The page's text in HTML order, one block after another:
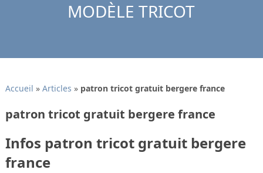
MODÈLE TRICOT
Accueil » Articles » patron tricot gratuit bergere france
patron tricot gratuit bergere france
Infos patron tricot gratuit bergere
france